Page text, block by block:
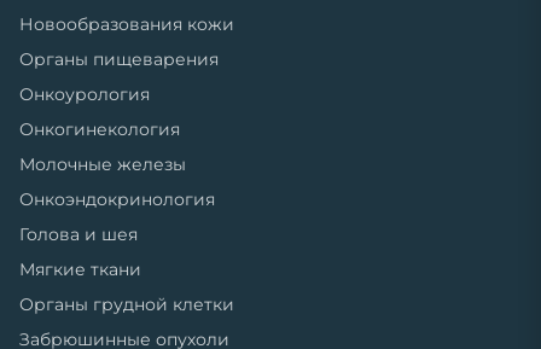
Новообразования кожи
Органы пищеварения
Онкоурология
Онкогинекология
Молочные железы
Онкоэндокринология
Голова и шея
Мягкие ткани
Органы грудной клетки
Забрюшинные опухоли